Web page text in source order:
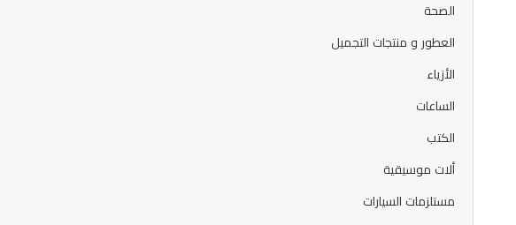
الصحة
العطور و منتجات التجميل
الأزياء
الساعات
الكتب
ألات موسيقية
مستلزمات السيارات